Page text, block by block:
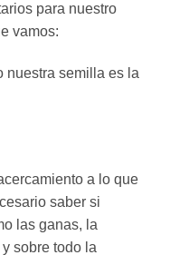
para nuestro
vamos:
nuestra semilla es la
a lo que
saber si
las ganas, la
sobre todo la